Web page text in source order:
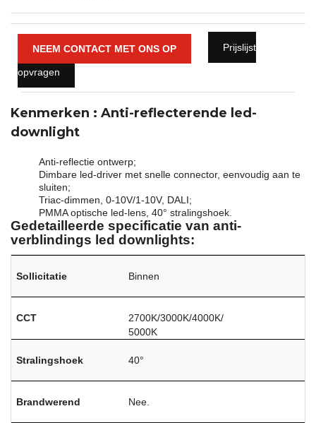
NEEM CONTACT MET ONS OP Prijslijst
opvragen
Kenmerken : Anti-reflecterende led-
downlight
Anti-reflectie ontwerp;
Dimbare led-driver met snelle connector, eenvoudig aan te
sluiten;
Triac-dimmen, 0-10V/1-10V, DALI;
PMMA optische led-lens, 40° stralingshoek.
Gedetailleerde specificatie van anti-
verblindings led downlights:
Sollicitatie Binnen
CCT
2700K/3000K/4000K/
5000K
Stralingshoek 40°
Brandwerend Nee.